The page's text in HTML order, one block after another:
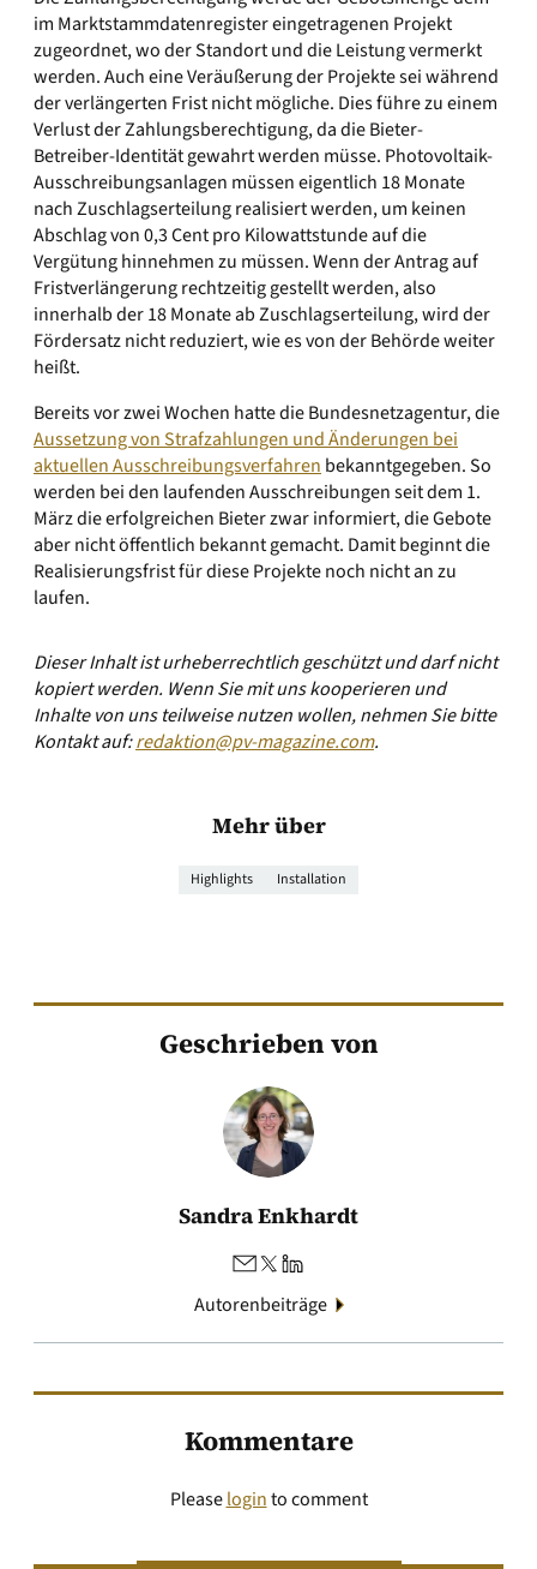
im Marktstammdatenregister eingetragenen Projekt
zugeordnet, wo der Standort und die Leistung vermerkt
werden. Auch eine Veräußerung der Projekte sei während
der verlängerten Frist nicht mögliche. Dies führe zu einem
Verlust der Zahlungsberechtigung, da die Bieter-
Betreiber-Identität gewahrt werden müsse. Photovoltaik-
Ausschreibungsanlagen müssen eigentlich 18 Monate
nach Zuschlagserteilung realisiert werden, um keinen
Abschlag von 0,3 Cent pro Kilowattstunde auf die
Vergütung hinnehmen zu müssen. Wenn der Antrag auf
Fristverlängerung rechtzeitig gestellt werden, also
innerhalb der 18 Monate ab Zuschlagserteilung, wird der
Fördersatz nicht reduziert, wie es von der Behörde weiter
heißt.
Bereits vor zwei Wochen hatte die Bundesnetzagentur, die
Aussetzung von Strafzahlungen und Änderungen bei
aktuellen Ausschreibungsverfahren bekanntgegeben. So
werden bei den laufenden Ausschreibungen seit dem 1.
März die erfolgreichen Bieter zwar informiert, die Gebote
aber nicht öffentlich bekannt gemacht. Damit beginnt die
Realisierungsfrist für diese Projekte noch nicht an zu
laufen.
Dieser Inhalt ist urheberrechtlich geschützt und darf nicht
kopiert werden. Wenn Sie mit uns kooperieren und
Inhalte von uns teilweise nutzen wollen, nehmen Sie bitte
Kontakt auf:redaktion@pv-magazine.com.
Mehr über
Highlights Installation
Geschrieben von
Sandra Enkhardt
Autorenbeiträge
Kommentare
Pleaseloginto comment